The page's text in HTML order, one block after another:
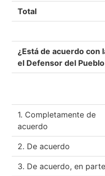
Total
¿Está de acuerdo con
el Defensor del
1. Completamente de
acuerdo
2. De acuerdo
3. De acuerdo, en parte